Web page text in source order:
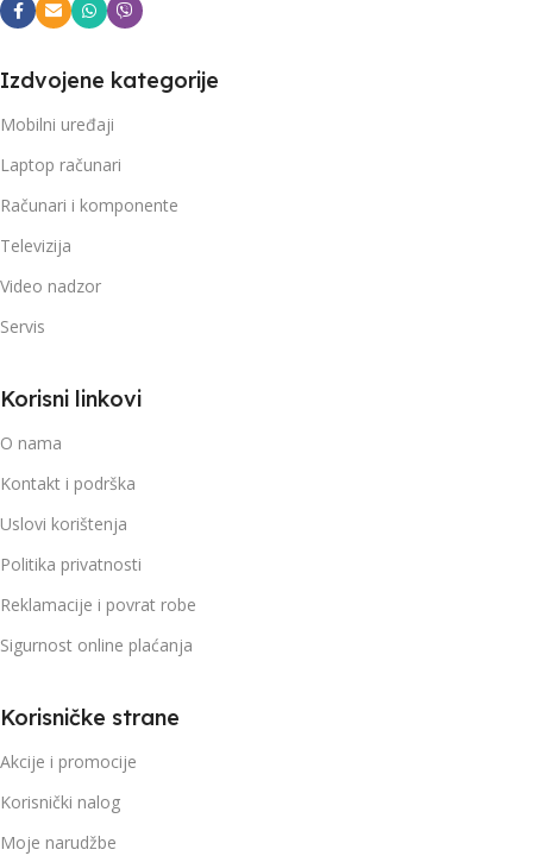
Izdvojene kategorije
Mobilni uređaji
Laptop računari
Računari i komponente
Televizija
Video nadzor
Servis
Korisni linkovi
O nama
Kontakt i podrška
Uslovi korištenja
Politika privatnosti
Reklamacije i povrat robe
Sigurnost online plaćanja
Korisničke strane
Akcije i promocije
Korisnički nalog
Moje narudžbe